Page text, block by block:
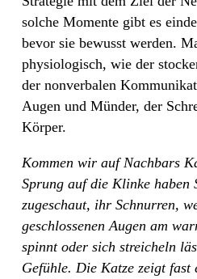
solche Momente gibt es
bevor sie bewusst werden.
physiologisch, wie der
der nonverbalen
Augen und Münder, der
Körper.
Kommen wir auf Nachbars
Sprung auf die Klinke haben
zugeschaut, ihr Schnurren,
geschlossenen Augen am
spinnt oder sich streicheln
Gefühle. Die Katze zeigt fast